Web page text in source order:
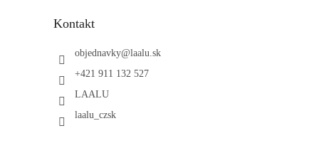
Kontakt
objednavky@laalu.sk
+421 911 132 527
LAALU
laalu_czsk